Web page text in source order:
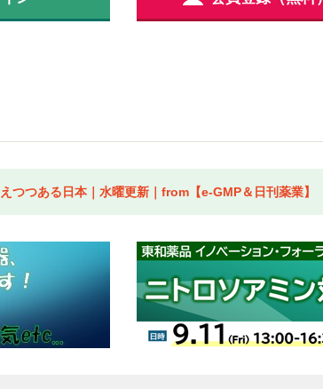
つつある日本｜水曜更新｜from【e-GMP＆日刊薬業】